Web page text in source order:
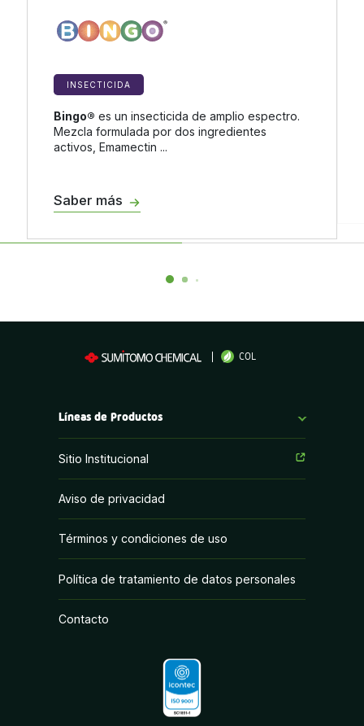
INSECTICIDA
Bingo® es un insecticida de amplio espectro.
Mezcla formulada por dos ingredientes
activos, Emamectin ...
Saber más
COL
Líneas de Productos
Herbicidas
PGR y Biorracionales
Sitio Institucional
Aviso de privacidad
Términos y condiciones de uso
Política de tratamiento de datos personales
Contacto